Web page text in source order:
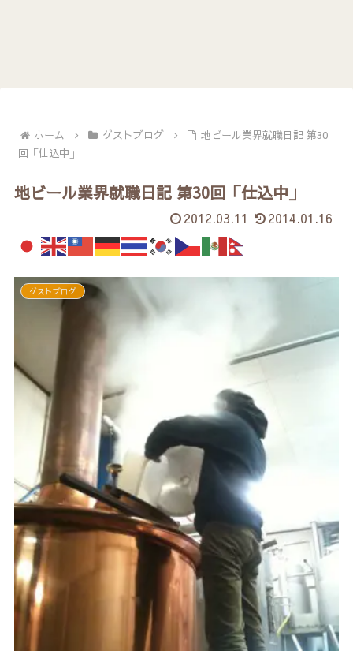
ホーム ゲストブログ
地ビール業界就職日記 第30
回「仕込中」
地ビール業界就職日記 第30回「仕込中」
2012.03.11 2014.01.16
ゲストブログ